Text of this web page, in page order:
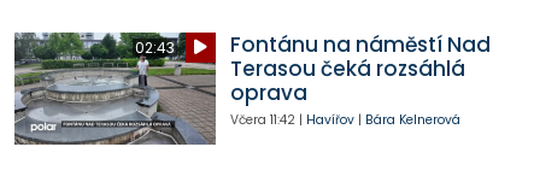
02:43
Fontánu na náměstí Nad
Terasou čeká rozsáhlá
oprava
Včera 11:42| Havířov| Bára Kelnerová